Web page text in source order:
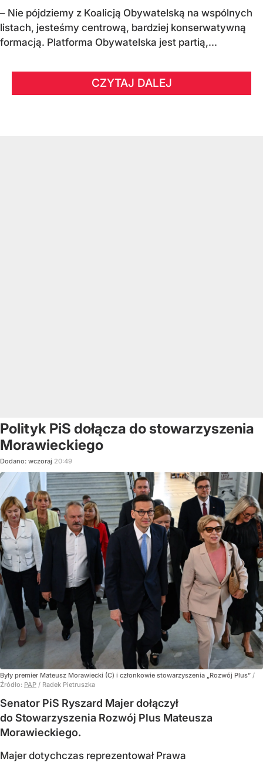
– Nie pójdziemy z Koalicją Obywatelską na wspólnych
listach, jesteśmy centrową, bardziej konserwatywną
formacją. Platforma Obywatelska jest partią,...
CZYTAJ DALEJ
Polityk PiS dołącza do stowarzyszenia
Morawieckiego
Dodano: wczoraj 20:49
Były premier Mateusz Morawiecki (C) i członkowie stowarzyszenia „Rozwój Plus” /
Źródło: PAP / Radek Pietruszka
Senator PiS Ryszard Majer dołączył
do Stowarzyszenia Rozwój Plus Mateusza
Morawieckiego.
Majer dotychczas reprezentował Prawa